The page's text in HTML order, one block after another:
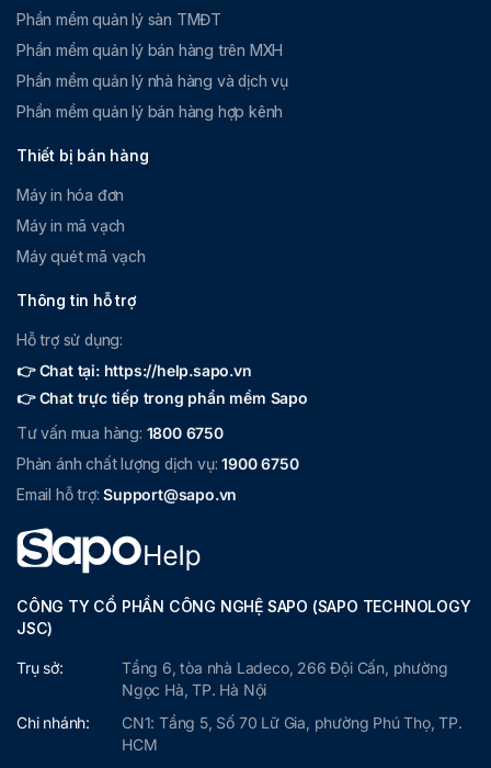
Phần mềm quản lý sàn TMĐT
Phần mềm quản lý bán hàng trên MXH
Phần mềm quản lý nhà hàng và dịch vụ
Phần mềm quản lý bán hàng hợp kênh
Thiết bị bán hàng
Máy in hóa đơn
Máy in mã vạch
Máy quét mã vạch
Thông tin hỗ trợ
Hỗ trợ sử dụng:
👉 Chat tại: https://help.sapo.vn
👉 Chat trực tiếp trong phần mềm Sapo
Tư vấn mua hàng: 1800 6750
Phản ánh chất lượng dịch vụ:1900 6750
Email hỗ trợ:Support@sapo.vn
CÔNG TY CỔ PHẦN CÔNG NGHỆ SAPO (SAPO TECHNOLOGY
JSC)
Trụ sở:
Tầng 6, tòa nhà Ladeco, 266 Đội Cấn, phường
Ngọc Hà, TP. Hà Nội
Chi nhánh:
CN1: Tầng 5, Số 70 Lữ Gia, phường Phú Thọ, TP.
HCM